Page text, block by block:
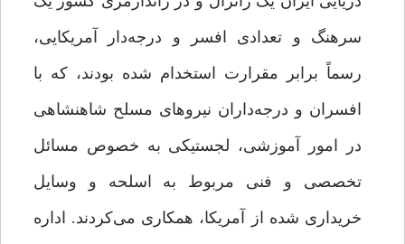
سرهنگ و تعدادی افسر و درجه‌دار آمریکایی،
رسماً برابر مقرارت استخدام شده بودند، که با
افسران و درجه‌داران نیروهای مسلح شاهنشاهی
در امور آموزشی، لجستیکی به خصوص مسائل
تخصصی و فنی مربوط به اسلحه و وسایل
خریداری شده از آمریکا، همکاری می‌کردند. اداره